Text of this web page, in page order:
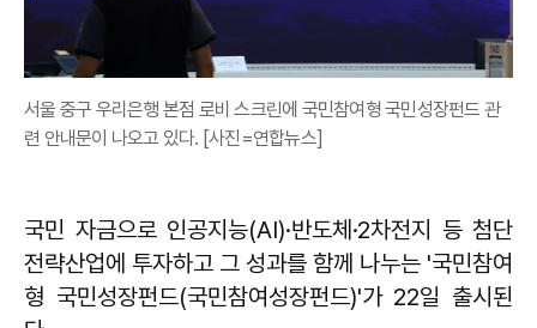
서울 중구 우리은행 본점 로비 스크린에 국민참여형 국민성장펀드 관
련 안내문이 나오고 있다. [사진=연합뉴스]
국민 자금으로 인공지능(AI)·반도체·2차전지 등 첨단
전략산업에 투자하고 그 성과를 함께 나누는 '국민참여
형 국민성장펀드(국민참여성장펀드)'가 22일 출시된